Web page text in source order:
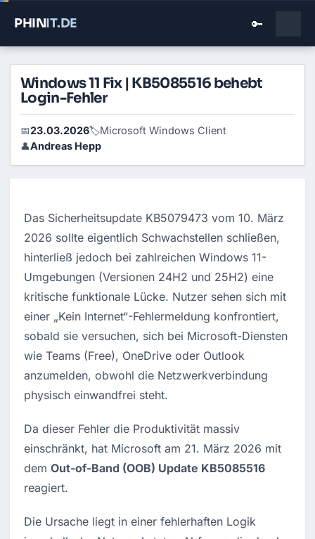
PHINIT.DE 🔑
Windows 11 Fix | KB5085516 behebt
Login-Fehler
📅23.03.2026🏷️Microsoft Windows Client
👤Andreas Hepp
Das Sicherheitsupdate KB5079473 vom 10. März
2026 sollte eigentlich Schwachstellen schließen,
hinterließ jedoch bei zahlreichen Windows 11-
Umgebungen (Versionen 24H2 und 25H2) eine
kritische funktionale Lücke. Nutzer sehen sich mit
einer „Kein Internet“-Fehlermeldung konfrontiert,
sobald sie versuchen, sich bei Microsoft-Diensten
wie Teams (Free), OneDrive oder Outlook
anzumelden, obwohl die Netzwerkverbindung
physisch einwandfrei steht.
Da dieser Fehler die Produktivität massiv
einschränkt, hat Microsoft am 21. März 2026 mit
dem Out-of-Band (OOB) Update KB5085516
reagiert.
Die Ursache liegt in einer fehlerhaften Logik